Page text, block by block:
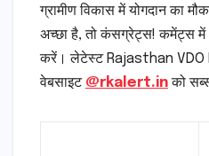
ग्रामीण विकास में योगदान का
अच्छा है, तो कंसग्रेट्स! कमेंट्स में
करें। लेटेस्ट Rajasthan VDO
वेबसाइट @rkalert.inको